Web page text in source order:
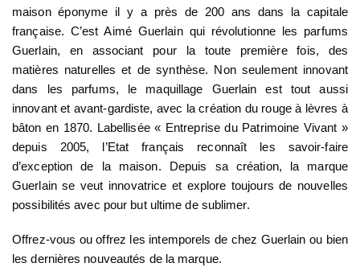
maison éponyme il y a près de 200 ans dans la capitale
française. C’est Aimé Guerlain qui révolutionne les parfums
Guerlain, en associant pour la toute première fois, des
matières naturelles et de synthèse. Non seulement innovant
dans les parfums, le maquillage Guerlain est tout aussi
innovant et avant-gardiste, avec la création du rouge à lèvres à
bâton en 1870. Labellisée « Entreprise du Patrimoine Vivant »
depuis 2005, l’Etat français reconnaît les savoir-faire
d’exception de la maison. Depuis sa création, la marque
Guerlain se veut innovatrice et explore toujours de nouvelles
possibilités avec pour but ultime de sublimer.
Offrez-vous ou offrez les intemporels de chez Guerlain ou bien
les dernières nouveautés de la marque.